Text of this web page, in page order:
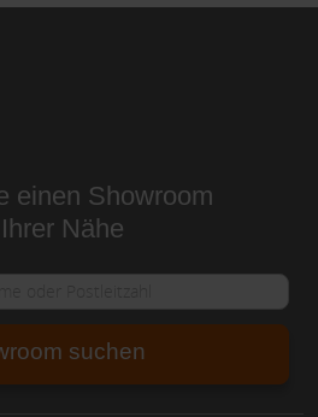
einen Showroom
Nähe
suchen